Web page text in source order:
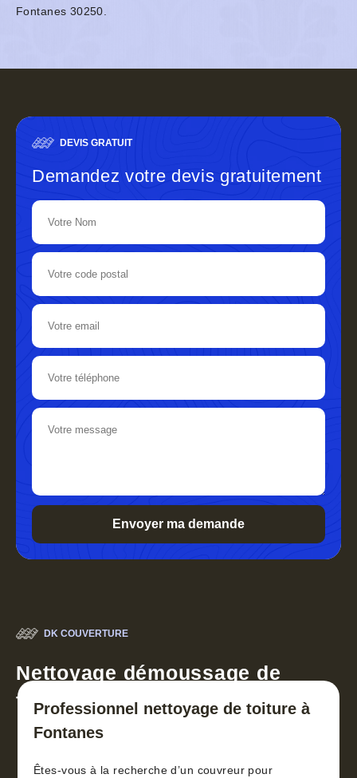
Fontanes 30250.
DEVIS GRATUIT
Demandez votre devis gratuitement
DK COUVERTURE
Nettoyage démoussage de
toiture 30
Professionnel nettoyage de toiture à
Fontanes
Êtes-vous à la recherche d’un couvreur pour